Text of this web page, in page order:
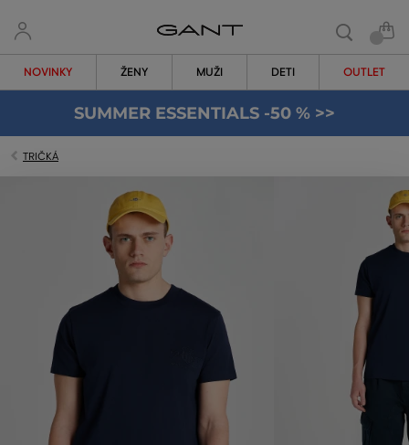
NOVINKY ŽENY MUŽI DETI OUTLET
SUMMER ESSENTIALS -50 % >>
TRIČKÁ